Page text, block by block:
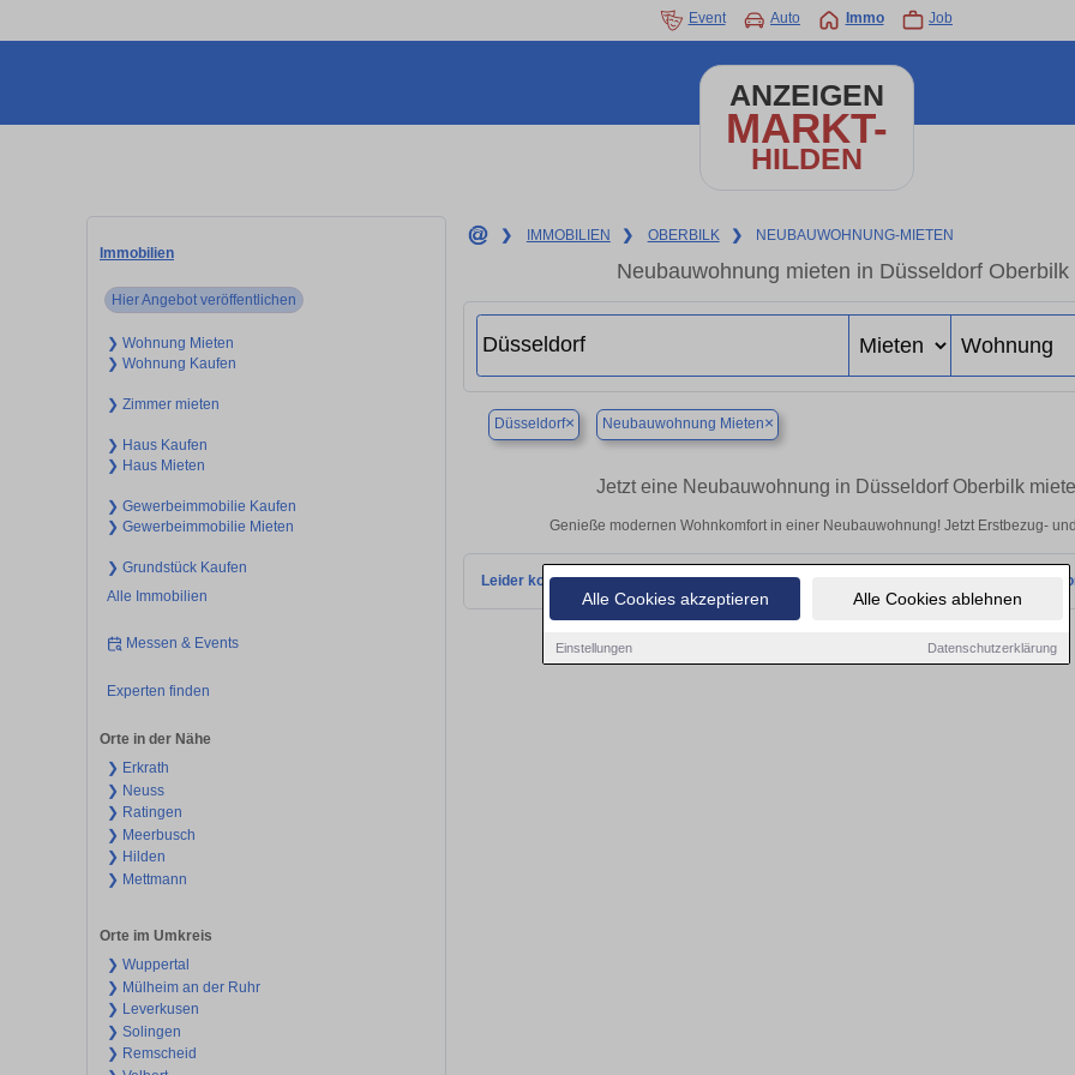
Alle Cookies akzeptieren Alle Cookies ablehnen
Einstellungen Datenschutzerklärung
Event Auto Immo Job
ANZEIGEN
MARKT-
HILDEN
Immobilien
Hier Angebot veröffentlichen
❯ Wohnung Mieten
❯ Wohnung Kaufen
❯ Zimmer mieten
❯ Haus Kaufen
❯ Haus Mieten
❯ Gewerbeimmobilie Kaufen
❯ Gewerbeimmobilie Mieten
❯ Grundstück Kaufen
Alle Immobilien
Messen & Events
Experten finden
Orte in der Nähe
❯ Erkrath
❯ Neuss
❯ Ratingen
❯ Meerbusch
❯ Hilden
❯ Mettmann
Orte im Umkreis
❯ Wuppertal
❯ Mülheim an der Ruhr
❯ Leverkusen
❯ Solingen
❯ Remscheid
❯ IMMOBILIEN ❯ OBERBILK ❯ NEUBAUWOHNUNG-MIETEN
Neubauwohnung mieten in Düsseldorf
Düsseldorf× Neubauwohnung Mieten×
Jetzt eine Neubauwohnung in Düsseldorf Oberbilk
Genieße modernen Wohnkomfort in einer Neubauwohnung! Jetzt Erstbezug-
Leider konnten wir derzeit keine passenden Objekte finden. Schauen Sie bald wieder